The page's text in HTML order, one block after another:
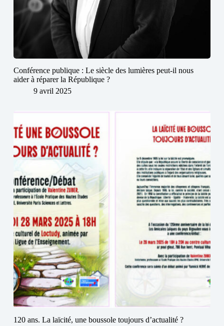
Conférence publique : Le siècle des lumières peut-il nous
aider à réparer la République ?
9 avril 2025
120 ans. La laïcité, une boussole toujours d’actualité ?